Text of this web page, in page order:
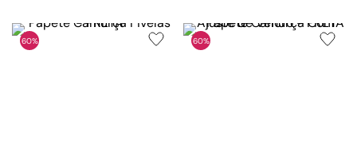
60% 60%